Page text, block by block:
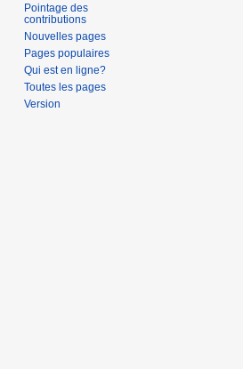
Pointage des
contributions
Nouvelles pages
Pages populaires
Qui est en ligne?
Toutes les pages
Version